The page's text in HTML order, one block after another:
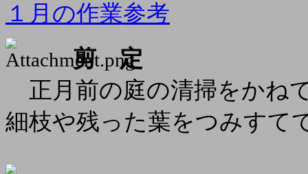
１月の作業参考
剪 定
正月前の庭の清掃をかね
細枝や残った葉をつみすて